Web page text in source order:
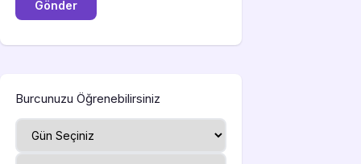
Burcunuzu Öğrenebilirsiniz